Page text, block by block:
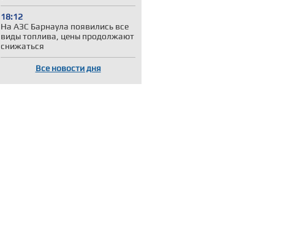
18:12
На АЗС Барнаула появились все
виды топлива, цены продолжают
снижаться
Все новости дня